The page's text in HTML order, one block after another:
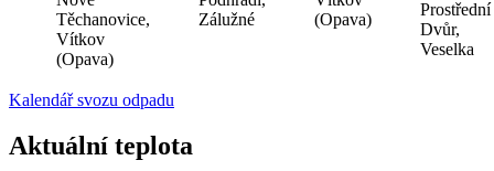
Těchanovice,
Vítkov
(Opava)
Zálužné
(Opava)
Prostřední
Dvůr,
Veselka
Kalendář svozu odpadu
Aktuální teplota